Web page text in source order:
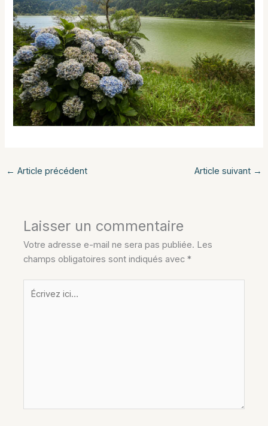
← Article précédent Article suivant →
Laisser un commentaire
Votre adresse e-mail ne sera pas publiée. Les
champs obligatoires sont indiqués avec*
Écrivez
ici…